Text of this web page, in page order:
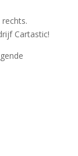
Cartastic!